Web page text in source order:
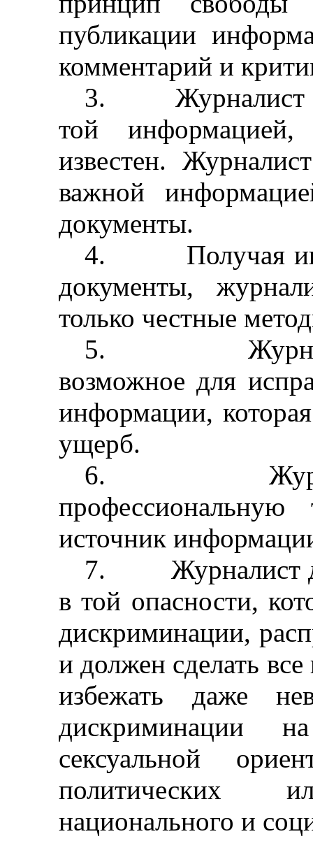
публикации
комментарий и
3.
Журналист
той
известен.
важной
документы.
4.
Получая
документы,
только честные
5.
возможное для
информации,
ущерб.
6.
источник
7.
Журналист
в той опасности,
дискриминации,
и должен сделать
избежать даже
дискриминации
сексуальной
политических
национального и